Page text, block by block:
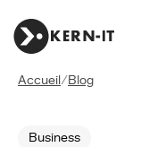
Accueil/Blog
Business